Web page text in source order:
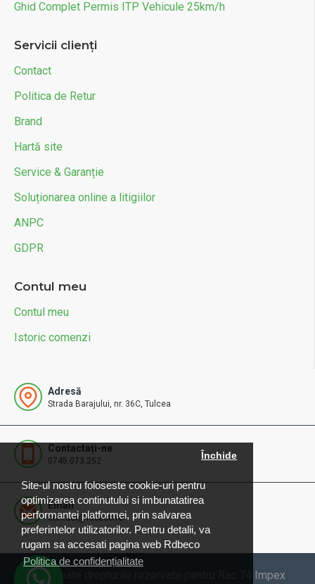
Site-ul nostru foloseste cookie-uri pentru
optimizarea continutului si imbunatatirea
performantei platformei, prin salvarea
preferintelor utilizatorilor. Pentru detalii, va
rugam sa accesati pagina web Rdbeco
Politica de confidențialitate
Închide
Ghid Complet Permis ITP Vehicule 25km/h
Servicii clienți
Contact
Politica de Retur
Brand
Hartă site
Service & Garanție
Soluționarea online a litigiilor
ANPC
GDPR
Contul meu
Contul meu
Istoric comenzi
Adresă
Strada Barajului, nr. 36C, Tulcea
Contactați-ne
0745.073.252
Email
contact@rdbeco.ro
© 2025 Toate drepturile rezervate pentru Rac 74 Impex